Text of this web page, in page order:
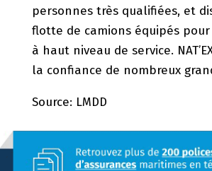
personnes très qualifiées, et
flotte de camions équipés
à haut niveau de service.
la confiance de nombreux
Source: LMDD